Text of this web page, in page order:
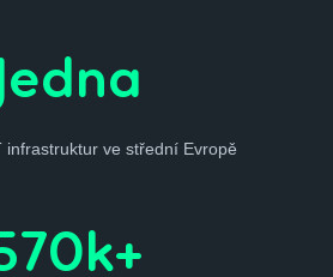
infrastruktur ve střední Evropě